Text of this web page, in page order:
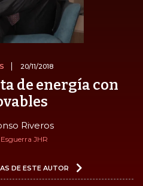
20/11/2018
de energía con
Riveros
JHR
DE ESTE AUTOR